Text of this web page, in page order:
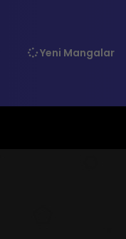
Yeni Mangalar